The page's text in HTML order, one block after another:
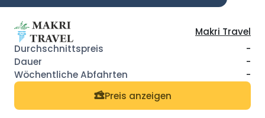
Makri Travel
-
-
-
Preis anzeigen